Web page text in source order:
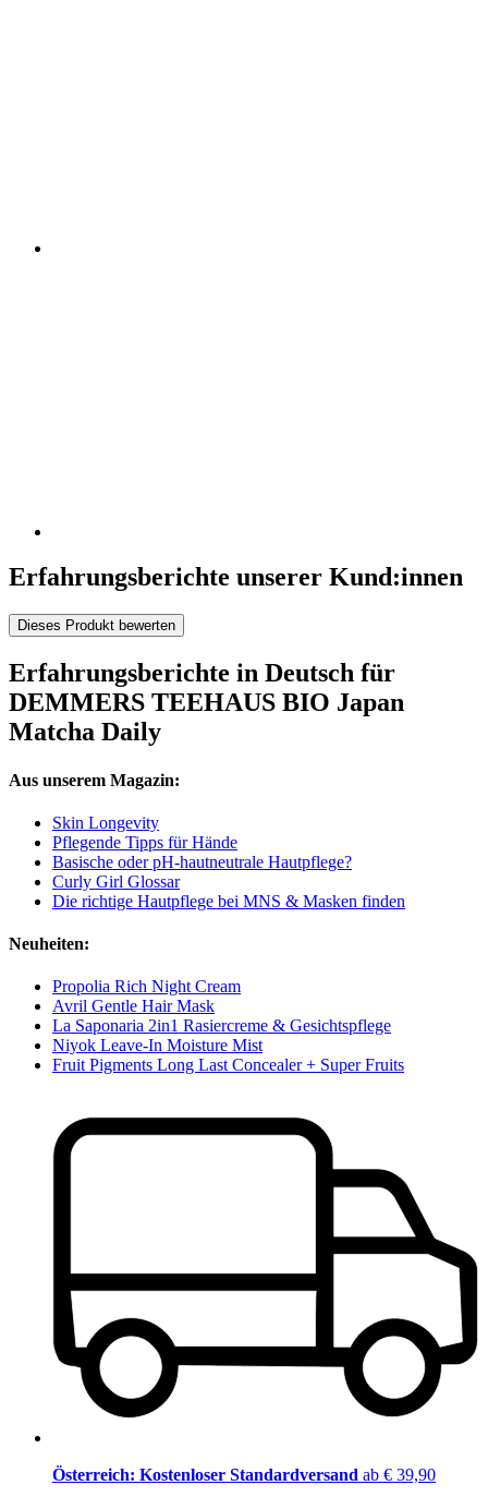
Erfahrungsberichte unserer Kund:innen
Dieses Produkt bewerten
Erfahrungsberichte in Deutsch für
DEMMERS TEEHAUS BIO Japan
Matcha Daily
Aus unserem Magazin:
Skin Longevity
Pflegende Tipps für Hände
Basische oder pH-hautneutrale Hautpflege?
Curly Girl Glossar
Die richtige Hautpflege bei MNS & Masken finden
Neuheiten:
Propolia Rich Night Cream
Avril Gentle Hair Mask
La Saponaria 2in1 Rasiercreme & Gesichtspflege
Niyok Leave-In Moisture Mist
Fruit Pigments Long Last Concealer + Super Fruits
Österreich: Kostenloser Standardversand ab € 39,90